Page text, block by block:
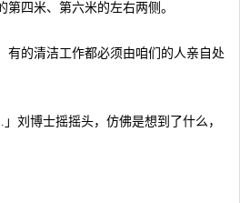
四米、第六米的左右两侧。
有的清洁工作都必须由咱们的人亲自处
刘博士摇摇头，仿佛是想到了什么，